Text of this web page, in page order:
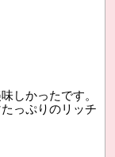
しかったです。
っぷりのリッチ